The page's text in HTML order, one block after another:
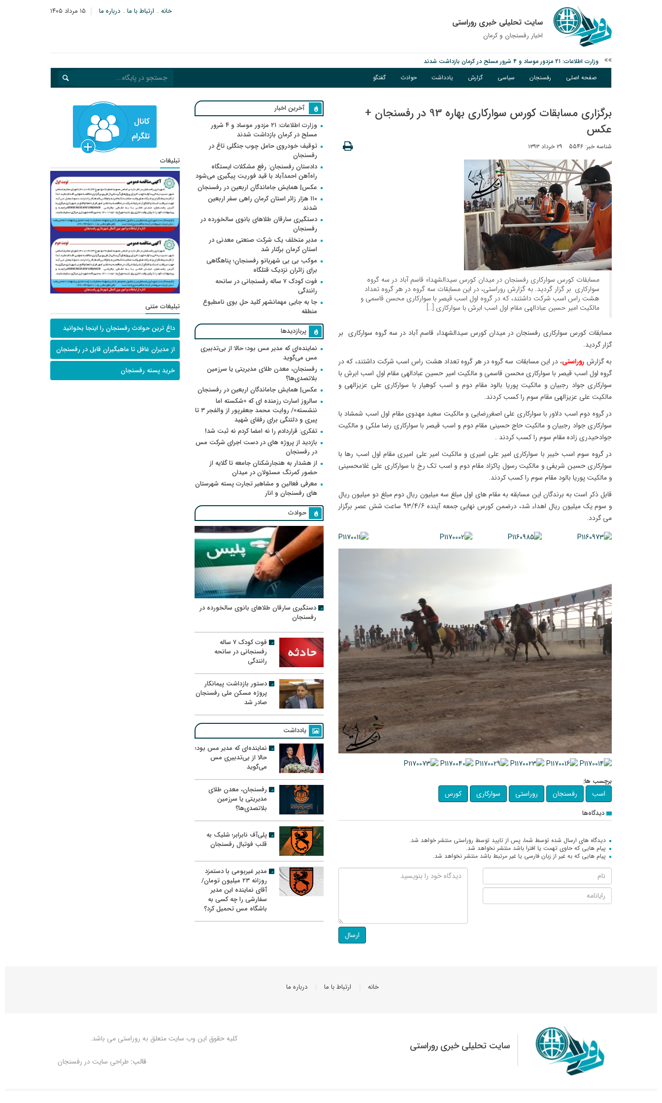
۱۵ مرداد ۱۴۰۵ خانه ارتباط با ما درباره ما
سایت تحلیلی خبری روراستی
اخبار رفسنجان و كرمان
توقیف خودروی حامل چوب جنگلی تاغ در رفسنجان
دادستان رفسنجان: رفع مشکلات ایستگاه راه‌آهن احمدآباد با قید فوریت پیگیری می‌شود
وزارت اطلاعات: ۲۱ مزدور موساد و ۴ شرور مسلح در کرمان بازداشت شدند
صفحه اصلی رفسنجان سیاسی گزارش یادداشت حوادث گفتگو
برگزاری مسابقات کورس سوارکاری بهاره 93 در رفسنجان +
عکس
شناسه خبر: 5546 ۲۹ خرداد ۱۳۹۳
مسابقات کورس سوارکاری رفسنجان در میدان کورس سیدالشهداء قاسم آباد در سه گروه
سوارکاری بر گزار گردید. به گزارش روراستی، در این مسابقات سه گروه در هر گروه تعداد
هشت راس اسب شرکت داشتند، که در گروه اول اسب قیصر با سوارکاری محسن قاسمی و
مالکیت امیر حسین عبادالهی مقام اول اسب ابرش با سوارکاری […]
مسابقات کورس سوارکاری رفسنجان در میدان کورس سیدالشهداء قاسم آباد در سه گروه سوارکاری بر
گزار گردید.
به گزارش روراستی، در این مسابقات سه گروه در هر گروه تعداد هشت راس اسب شرکت داشتند، که در
گروه اول اسب قیصر با سوارکاری محسن قاسمی و مالکیت امیر حسین عبادالهی مقام اول اسب ابرش با
سوارکاری جواد رجبیان و مالکیت پوریا بالود مقام دوم و اسب کوهیار با سوارکاری علی عزیزالهی و
مالکیت علی عزیزالهی مقام سوم را کسب کردند.
در گروه دوم اسب دلاور با سوارکاری علی اصغررضایی و مالکیت سعید مهدوی مقام اول اسب شمشاد با
سوارکاری جواد رجبیان و مالکیت حاج حسینی مقام دوم و اسب قیصر با سوارکاری رضا ملکی و مالکیت
جوادحیدری زاده مقام سوم را کسب کردند .
در گروه سوم اسب خیبر با سوارکاری امیر علی امیری و مالکیت امیر علی امیری مقام اول اسب رها با
سوارکاری حسین شریفی و مالکیت رسول پاکزاد مقام دوم و اسب تک رخ با سوارکاری علی غلامحسینی
و مالکیت پوریا بالود مقام سوم را کسب کردند.
قابل ذکر است به برندگان این مسابقه به مقام های اول مبلغ سه میلیون ریال دوم مبلغ دو میلیون ریال
و سوم یک میلیون ریال اهداء شد، درضمن کورس نهایی جمعه آینده 93/4/6 ساعت شش عصر برگزار
می گردد.
برچسب ها:
اسب رفسنجان روراستی سوارکاری کورس
دیدگاه‌ها
دیدگاه های ارسال شده توسط شما، پس از تایید توسط روراستی منتشر خواهد شد.
پیام هایی که حاوی تهمت یا افترا باشد منتشر نخواهد شد.
پیام هایی که به غیر از زبان فارسی یا غیر مرتبط باشد منتشر نخواهد شد.
ارسال
آخرین اخبار
وزارت اطلاعات: ۲۱ مزدور موساد و ۴ شرور
مسلح در کرمان بازداشت شدند
توقیف خودروی حامل چوب جنگلی تاغ در
رفسنجان
دادستان رفسنجان: رفع مشکلات ایستگاه
راه‌آهن احمدآباد با قید فوریت پیگیری می‌شود
عکس| همایش جاماندگان اربعین در رفسنجان
۱۱۰ هزار زائر استان کرمان راهی سفر اربعین
شدند
دستگیری سارقان طلاهای بانوی سالخورده در
رفسنجان
مدیر متخلف یک شرکت صنعتی معدنی در
استان کرمان برکنار شد
موکب بی بی شهربانو رفسنجان؛ پناهگاهی
برای زائران نزدیک قتلگاه
فوت کودک ۷ ساله رفسنجانی در سانحه
رانندگی
جا به جایی مهمانشهر کلید حل بوی نامطبوع
منطقه
پربازدیدها
نماینده‌ای که مدیر مس بود؛ حالا از بی‌تدبیری
مس می‌گوید
رفسنجان، معدن طلای مدیریتی یا سرزمین
بلاتصدی‌ها؟
عکس| همایش جاماندگان اربعین در رفسنجان
سالروز اسارت رزمنده ای که «شکسته اما
ننشسته»/ روایت محمد جعفرپور از والفجر ۳ تا
پیری و دلتنگی برای رفقای شهید
تفکری: قراردادم را نه امضا کردم نه ثبت شد!
بازدید از پروژه های در دست اجرای شرکت مس
در رفسنجان
از هشدار به هنجارشکنان جامعه تا گلایه از
حضور کمرنگ مسئولان در میدان
معرفی فعالین و مشاهیر تجارت پسته شهرستان
های رفسنجان و انار
حوادث
دستگیری سارقان طلاهای بانوی سالخورده در
رفسنجان
فوت کودک ۷ ساله
رفسنجانی در سانحه
رانندگی
دستور بازداشت پیمانکار
پروژه مسکن ملی رفسنجان
صادر شد
یادداشت
نماینده‌ای که مدیر مس بود؛
حالا از بی‌تدبیری مس
می‌گوید
رفسنجان، معدن طلای
مدیریتی یا سرزمین
بلاتصدی‌ها؟
پلی‌آف نابرابر؛ شلیک به
قلب فوتبال رفسنجان
مدیر غیربومی با دستمزد
روزانه ۲۳ میلیون تومان/
آقای نماینده این مدیر
سفارشی را چه کسی به
باشگاه مس تحمیل کرد؟
تبلیغات
تبلیغات متنی
داغ ترین حوادث رفسنجان را اینجا بخوانید
از مدیران غافل تا ماهیگیران قابل در رفسنجان
خرید پسته رفسنجان
خانه ارتباط با ما درباره ما
سایت تحلیلی خبری روراستی
کلیه حقوق این وب سایت متعلق به روراستی می باشد.
قالب: طراحی سایت در رفسنجان